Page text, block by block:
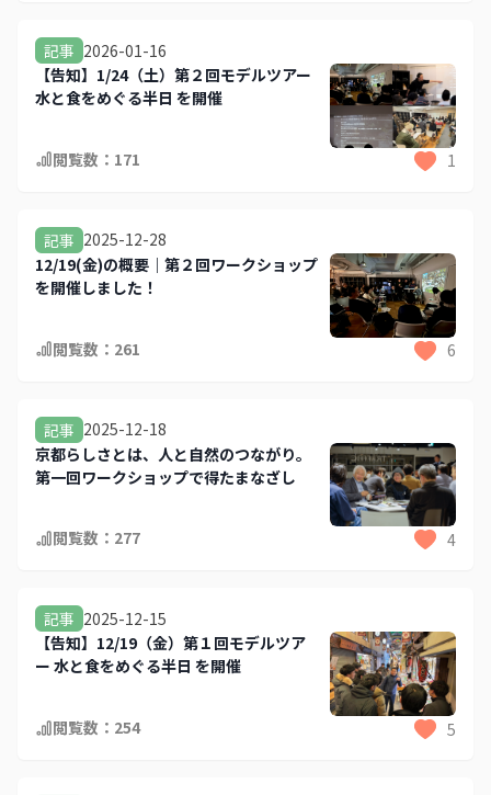
記事 2026-01-16
【告知】1/24（土）第２回モデルツアー
水と食をめぐる半日 を開催
閲覧数： 171 1
記事 2025-12-28
12/19(金)の概要｜第２回ワークショップ
を開催しました！
閲覧数： 261 6
記事 2025-12-18
京都らしさとは、人と自然のつながり。
第一回ワークショップで得たまなざし
閲覧数： 277 4
記事 2025-12-15
【告知】12/19（金）第１回モデルツア
ー 水と食をめぐる半日 を開催
閲覧数： 254 5